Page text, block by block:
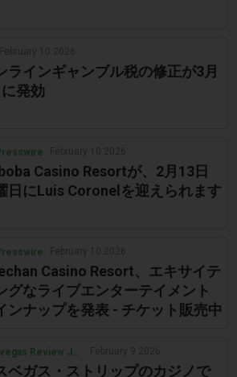
ラインギャンブル税の修正が3月
発効
Casino Resortが、2月13日
日にLuis Coronelを迎えられます
Casino Resort、エキサイテ
グなライブエンターテイメント
ンナップを発表 - チケット販売中
Las-vegas Review Journal
ベガス・ストリップのカジノで